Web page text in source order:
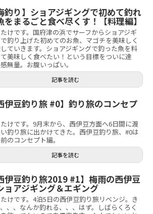
釣り】ショアジギングで初めて釣れ
をまるごと食べ尽くす！【料理編】
けです。国府津の浜でサーフからショアジギ
釣り上げた初めてのお魚、マゴチを美味しく
ていきます。ショアジギングで釣った魚を料
美味しく食べたい！という目標をついに達
無量。お腹いっぱい。
記事を読む
伊豆釣り旅 #0】釣り旅のコンセプ
けです。9月末から、西伊豆方面へ6日間に渡
釣り旅に出かけてきた。西伊豆釣り旅、#0は
のコンセプト編。
記事を読む
伊豆釣り旅2019 #1】梅雨の西伊豆
ョアジギング＆エギング
けです。4泊5日の西伊豆釣り旅リベンジ。き
、、なんか釣れる、、、はず。しばらくろく